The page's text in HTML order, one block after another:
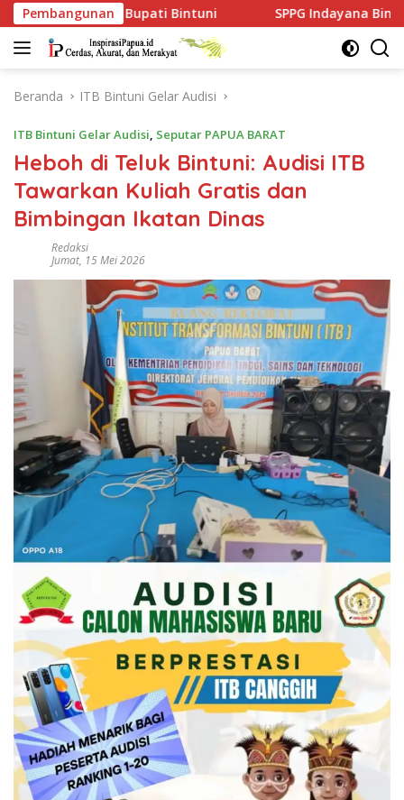
Langsung
ke
konten
Pembangunan
Bintuni SPPG Indayana Bintuni Jawab Satu per
Beranda ITB Bintuni Gelar Audisi
ITB Bintuni Gelar Audisi, Seputar PAPUA BARAT
Heboh di Teluk Bintuni: Audisi ITB
Tawarkan Kuliah Gratis dan
Bimbingan Ikatan Dinas
Redaksi
Jumat, 15 Mei 2026